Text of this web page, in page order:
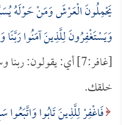
يَحْمِلُونَ الْعَرْشَ وَمَنْ حَوْلَهُ
وَيَسْتَغْفِرُونَ لِلَّذِينَ آمَنُوا
[غافر:7] أي: يقولون:
خلقك.
فَاغْفِرْ لِلَّذِينَ تَابُوا